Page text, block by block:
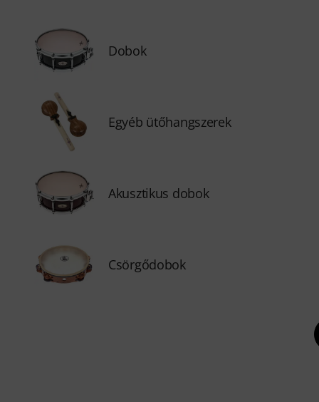
Dobok
Egyéb ütőhangszerek
Akusztikus dobok
Csörgődobok